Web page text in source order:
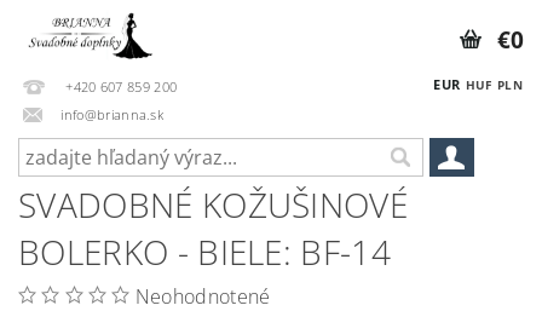
+420 607 859 200
info@brianna.sk
EUR HUF PLN
€0
SVADOBNÉ KOŽUŠINOVÉ
BOLERKO - BIELE: BF-14
Neohodnotené